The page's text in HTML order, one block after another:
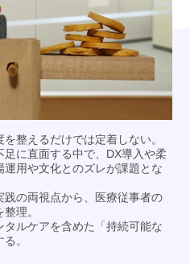
整えるだけでは定着しない。
に直面する中で、DX導入や柔
用や文化とのズレが課題とな
の両視点から、医療従事者の
理。
ルケアを含めた「持続可能な
。